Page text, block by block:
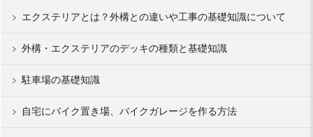
エクステリアとは？外構との違いや工事の基礎知識について
外構・エクステリアのデッキの種類と基礎知識
駐車場の基礎知識
自宅にバイク置き場、バイクガレージを作る方法